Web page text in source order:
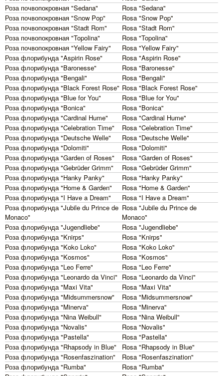
Роза почвопокровная "Sedana"
Rosa "Sedana"
Роза почвопокровная "Snow Pop"
Rosa "Snow Pop"
Роза почвопокровная "Stadt Rom"
Rosa "Stadt Rom"
Роза почвопокровная "Topolina"
Rosa "Topolina"
Роза почвопокровная "Yellow Fairy"
Rosa "Yellow Fairy"
Роза флорибунда "Aspirin Rose"
Rosa "Aspirin Rose"
Роза флорибунда "Baronesse"
Rosa "Baronesse"
Роза флорибунда "Bengali"
Rosa "Bengali"
Роза флорибунда "Black Forest Rose" Rosa "Black Forest Rose"
Роза флорибунда "Blue for You"
Rosa "Blue for You"
Роза флорибунда "Bonica"
Rosa "Bonica"
Роза флорибунда "Cardinal Hume"
Rosa "Cardinal Hume"
Роза флорибунда "Celebration Time"
Rosa "Celebration Time"
Роза флорибунда "Deutsche Welle"
Rosa "Deutsche Welle"
Роза флорибунда "Dolomiti"
Rosa "Dolomiti"
Роза флорибунда "Garden of Roses"
Rosa "Garden of Roses"
Роза флорибунда "Gebrüder Grimm"
Rosa "Gebrüder Grimm"
Роза флорибунда "Hanky Panky"
Rosa "Hanky Panky"
Роза флорибунда "Home & Garden"
Rosa "Home & Garden"
Роза флорибунда "I Have a Dream"
Rosa "I Have a Dream"
Роза флорибунда "Jubile du Prince de
Monaco"
Rosa "Jubile du Prince de
Monaco"
Роза флорибунда "Jugendliebe"
Rosa "Jugendliebe"
Роза флорибунда "Knirps"
Rosa "Knirps"
Роза флорибунда "Koko Loko"
Rosa "Koko Loko"
Роза флорибунда "Kosmos"
Rosa "Kosmos"
Роза флорибунда "Leo Ferre"
Rosa "Leo Ferre"
Роза флорибунда "Leonardo da Vinci" Rosa "Leonardo da Vinci"
Роза флорибунда "Maxi Vita"
Rosa "Maxi Vita"
Роза флорибунда "Midsummersnow"
Rosa "Midsummersnow"
Роза флорибунда "Minerva"
Rosa "Minerva"
Роза флорибунда "Nina Weibull"
Rosa "Nina Weibull"
Роза флорибунда "Novalis"
Rosa "Novalis"
Роза флорибунда "Pastella"
Rosa "Pastella"
Роза флорибунда "Rhapsody in Blue"
Rosa "Rhapsody in Blue"
Роза флорибунда "Rosenfaszination"
Rosa "Rosenfaszination"
Роза флорибунда "Rumba"
Rosa "Rumba"